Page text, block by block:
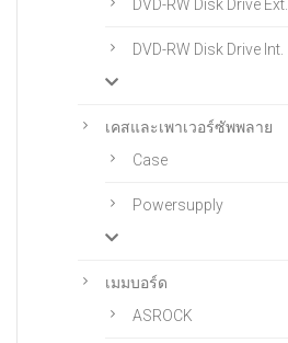
DVD-RW Disk Drive Ext.
DVD-RW Disk Drive Int.
เคสและเพาเวอร์ซัพพลาย
Case
Powersupply
เมมบอร์ด
ASROCK